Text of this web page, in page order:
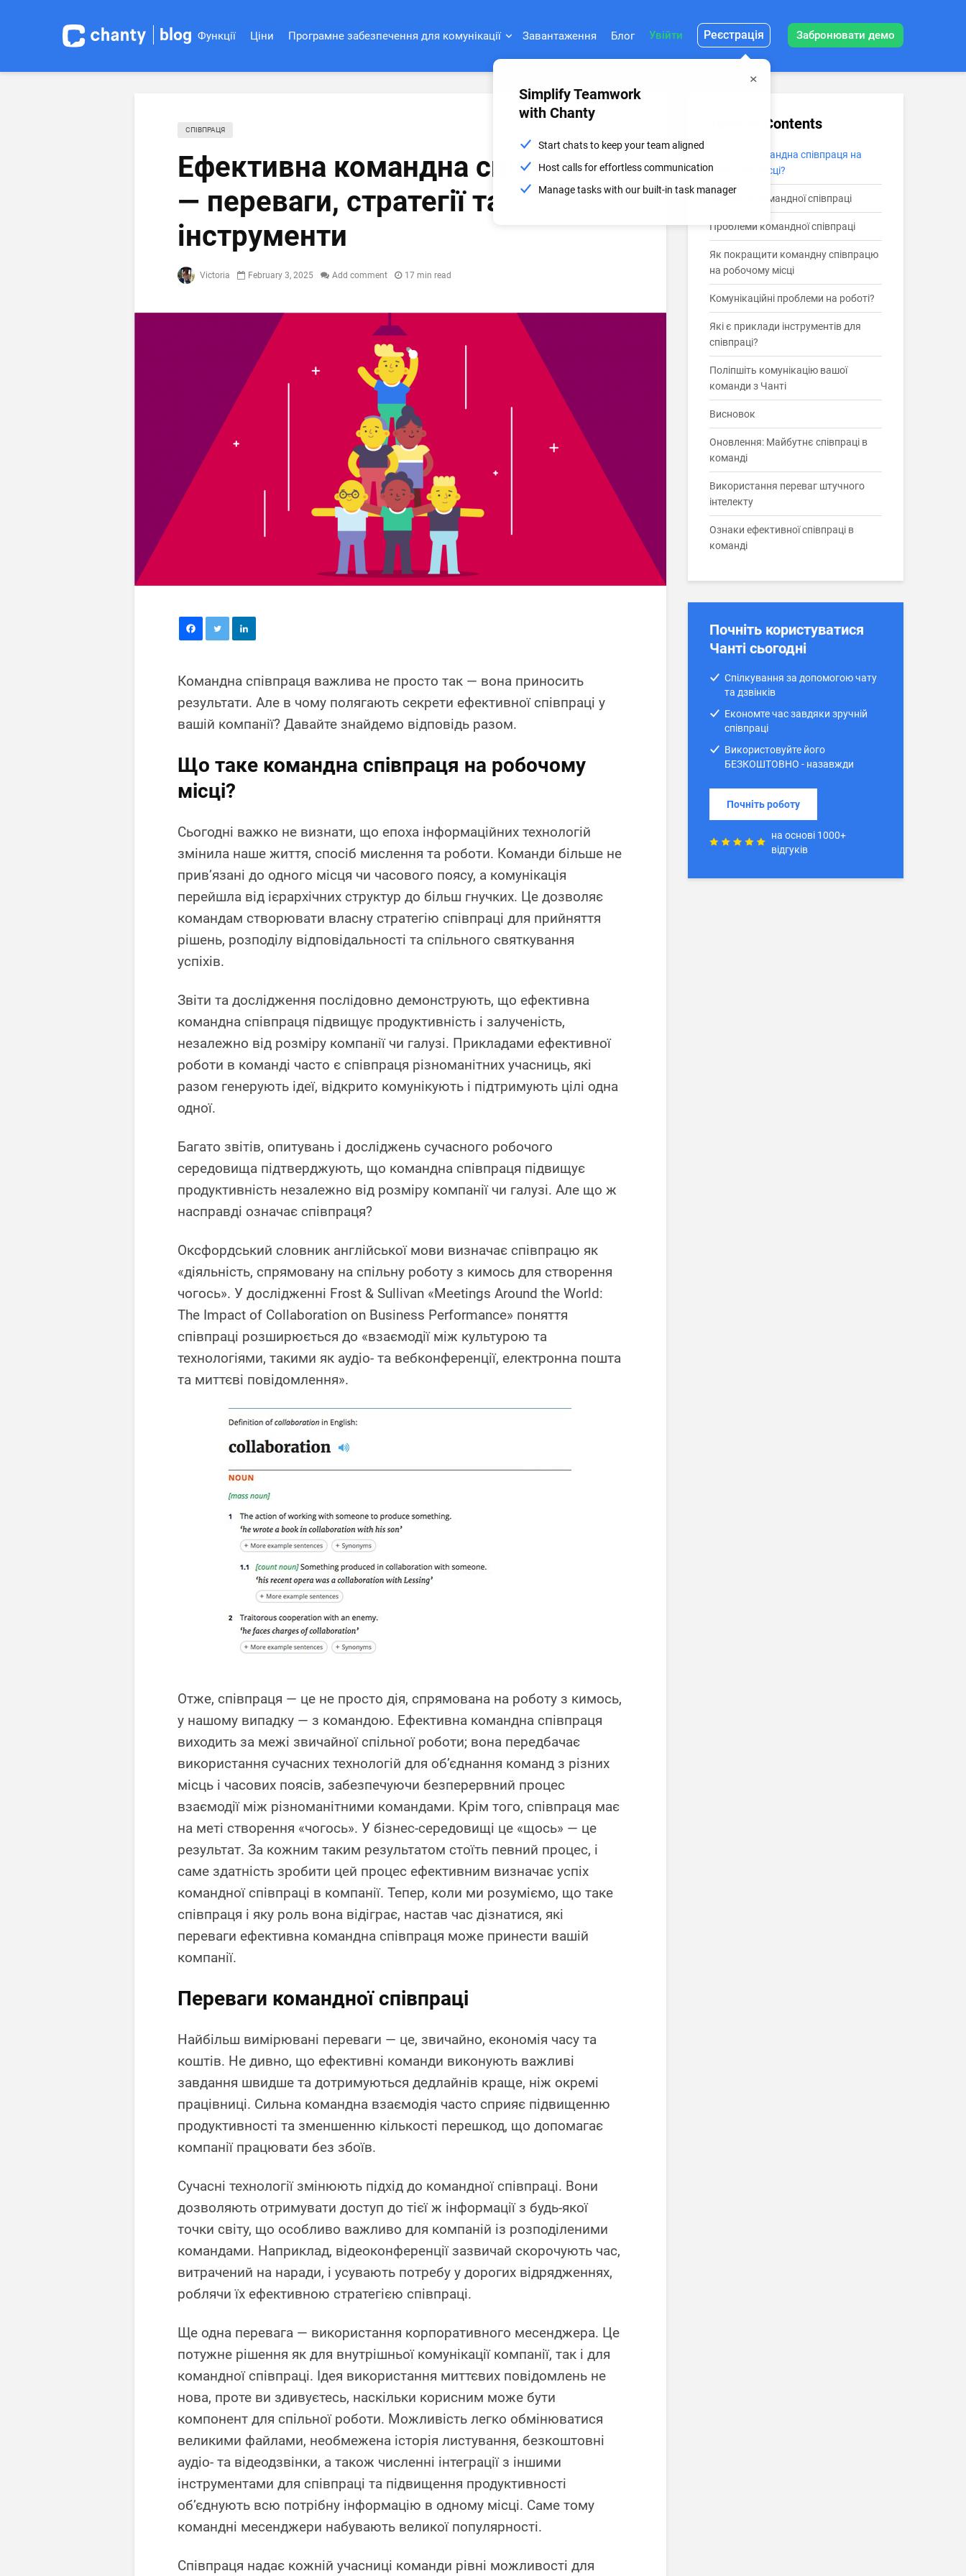
blog Функції Ціни Програмне забезпечення для комунікації Завантаження Блог Увійти Реєстрація
Simplify Teamwork
with Chanty
Start chats to keep your team aligned
Host calls for effortless communication
Manage tasks with our built-in task manager
Забронювати демо
СПІВПРАЦЯ
Ефективна командна співпраця
— переваги, стратегії та
інструменти
Victoria February 3, 2025 Add comment 17 min read
Командна співпраця важлива не просто так — вона приносить
результати. Але в чому полягають секрети ефективної співпраці у
вашій компанії? Давайте знайдемо відповідь разом.
Що таке командна співпраця на робочому
місці?
Сьогодні важко не визнати, що епоха інформаційних технологій
змінила наше життя, спосіб мислення та роботи. Команди більше не
прив’язані до одного місця чи часового поясу, а комунікація
перейшла від ієрархічних структур до більш гнучких. Це дозволяє
командам створювати власну стратегію співпраці для прийняття
рішень, розподілу відповідальності та спільного святкування
успіхів.
Звіти та дослідження послідовно демонструють, що ефективна
командна співпраця підвищує продуктивність і залученість,
незалежно від розміру компанії чи галузі. Прикладами ефективної
роботи в команді часто є співпраця різноманітних учасниць, які
разом генерують ідеї, відкрито комунікують і підтримують цілі одна
одної.
Багато звітів, опитувань і досліджень сучасного робочого
середовища підтверджують, що командна співпраця підвищує
продуктивність незалежно від розміру компанії чи галузі. Але що ж
насправді означає співпраця?
Оксфордський словник англійської мови визначає співпрацю як
«діяльність, спрямовану на спільну роботу з кимось для створення
чогось». У дослідженні Frost & Sullivan «Meetings Around the World:
The Impact of Collaboration on Business Performance» поняття
співпраці розширюється до «взаємодії між культурою та
технологіями, такими як аудіо- та вебконференції, електронна пошта
та миттєві повідомлення».
Отже, співпраця — це не просто дія, спрямована на роботу з кимось,
у нашому випадку — з командою. Ефективна командна співпраця
виходить за межі звичайної спільної роботи; вона передбачає
використання сучасних технологій для об’єднання команд з різних
місць і часових поясів, забезпечуючи безперервний процес
взаємодії між різноманітними командами. Крім того, співпраця має
на меті створення «чогось». У бізнес-середовищі це «щось» — це
результат. За кожним таким результатом стоїть певний процес, і
саме здатність зробити цей процес ефективним визначає успіх
командної співпраці в компанії. Тепер, коли ми розуміємо, що таке
співпраця і яку роль вона відіграє, настав час дізнатися, які
переваги ефективна командна співпраця може принести вашій
компанії.
Переваги командної співпраці
Найбільш вимірювані переваги — це, звичайно, економія часу та
коштів. Не дивно, що ефективні команди виконують важливі
завдання швидше та дотримуються дедлайнів краще, ніж окремі
працівниці. Сильна командна взаємодія часто сприяє підвищенню
продуктивності та зменшенню кількості перешкод, що допомагає
компанії працювати без збоїв.
Сучасні технології змінюють підхід до командної співпраці. Вони
дозволяють отримувати доступ до тієї ж інформації з будь-якої
точки світу, що особливо важливо для компаній із розподіленими
командами. Наприклад, відеоконференції зазвичай скорочують час,
витрачений на наради, і усувають потребу у дорогих відрядженнях,
роблячи їх ефективною стратегією співпраці.
Ще одна перевага — використання корпоративного месенджера. Це
потужне рішення як для внутрішньої комунікації компанії, так і для
командної співпраці. Ідея використання миттєвих повідомлень не
нова, проте ви здивуєтесь, наскільки корисним може бути
компонент для спільної роботи. Можливість легко обмінюватися
великими файлами, необмежена історія листування, безкоштовні
аудіо- та відеодзвінки, а також численні інтеграції з іншими
інструментами для співпраці та підвищення продуктивності
об’єднують всю потрібну інформацію в одному місці. Саме тому
командні месенджери набувають великої популярності.
Співпраця надає кожній учасниці команди рівні можливості для
Table of Contents
Що таке командна співпраця на
робочому місці?
Переваги командної співпраці
Проблеми командної співпраці
Як покращити командну співпрацю
на робочому місці
Комунікаційні проблеми на роботі?
Які є приклади інструментів для
співпраці?
Поліпшіть комунікацію вашої
команди з Чанті
Висновок
Оновлення: Майбутнє співпраці в
команді
Використання переваг штучного
інтелекту
Ознаки ефективної співпраці в
команді
Почніть користуватися
Чанті сьогодні
Спілкування за допомогою чату
та дзвінків
Економте час завдяки зручній
співпраці
Використовуйте його
БЕЗКОШТОВНО - назавжди
Почніть роботу
на основі 1000+
відгуків